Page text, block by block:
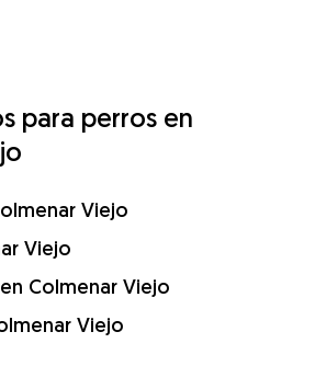
para perros en
Viejo
Viejo
Colmenar Viejo
Viejo